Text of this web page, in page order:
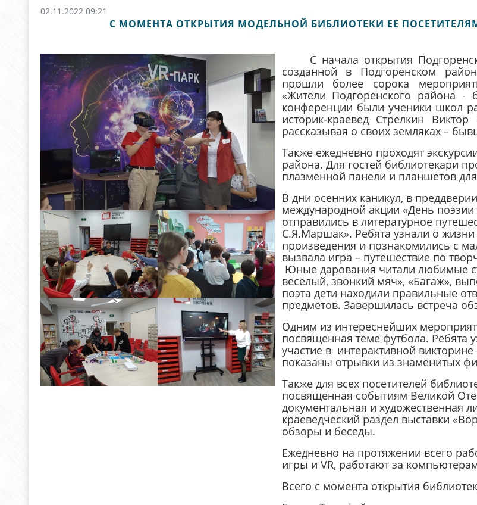
02.11.2022 09:21
С МОМЕНТА ОТКРЫТИЯ МОДЕЛЬНОЙ БИБЛИОТЕКИ ЕЕ
С начала открытия
созданной в Подгоренском
прошли более сорока
«Жители Подгоренского района -
конференции были ученики школ
историк-краевед Стрелкин
рассказывая о своих земляках –
Также ежедневно проходят
района. Для гостей библиотекари
плазменной панели и планшетов
В дни осенних каникул, в
международной акции «День
отправились в литературное
С.Я.Маршак». Ребята узнали о жизни
произведения и познакомились с
вызвала игра – путешествие по
Юные дарования читали любимые
веселый, звонкий мяч», «Багаж»,
поэта дети находили правильные
предметов. Завершилась встреча
Одним из интереснейших
посвященная теме футбола. Ребята
участие в интерактивной
показаны отрывки из знаменитых
Также для всех посетителей
посвященная событиям Великой
документальная и художественная
краеведческий раздел выставки
обзоры и беседы.
Ежедневно на протяжении всего
игры и VR, работают за
Всего с момента открытия